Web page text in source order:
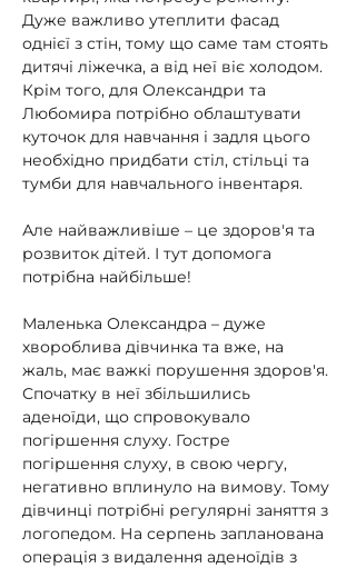
Дуже важливо утеплити фасад
однієї з стін, тому що саме там стоять
дитячі ліжечка, а від неї віє холодом.
Крім того, для Олександри та
Любомира потрібно облаштувати
куточок для навчання і задля цього
необхідно придбати стіл, стільці та
тумби для навчального інвентаря.
Але найважливіше – це здоров'я та
розвиток дітей. І тут допомога
потрібна найбільше!
Маленька Олександра – дуже
хвороблива дівчинка та вже, на
жаль, має важкі порушення здоров'я.
Спочатку в неї збільшились
аденоїди, що спровокувало
погіршення слуху. Гостре
погіршення слуху, в свою чергу,
негативно вплинуло на вимову. Тому
дівчинці потрібні регулярні заняття з
логопедом. На серпень запланована
операція з видалення аденоїдів з